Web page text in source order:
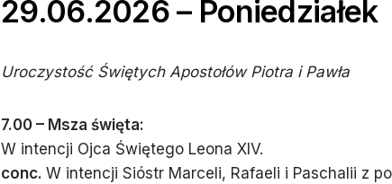
29.06.2026 – Poniedziałek
Uroczystość Świętych Apostołów Piotra i Pawła
7.00 – Msza święta:
W intencji Ojca Świętego Leona XIV.
conc. W intencji Sióstr Marceli, Rafaeli i Paschalii z